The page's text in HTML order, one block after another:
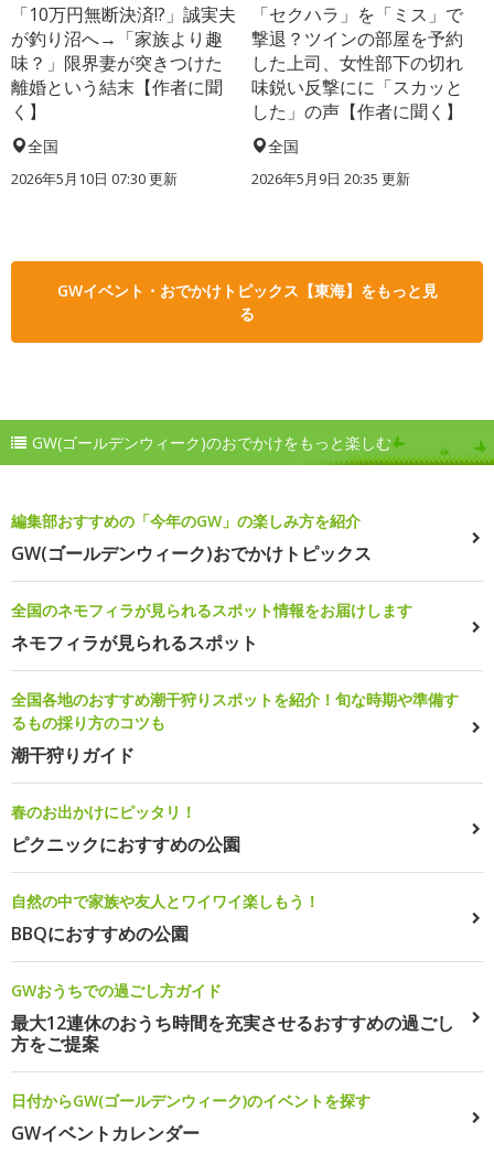
「10万円無断決済!?」誠実夫
が釣り沼へ→「家族より趣
味？」限界妻が突きつけた
離婚という結末【作者に聞
く】
全国
2026年5月10日 07:30 更新
「セクハラ」を「ミス」で
撃退？ツインの部屋を予約
した上司、女性部下の切れ
味鋭い反撃にに「スカッと
した」の声【作者に聞く】
全国
2026年5月9日 20:35 更新
GWイベント・おでかけトピックス【東海】をもっと見
る
GW(ゴールデンウィーク)のおでかけをもっと楽しむ
編集部おすすめの「今年のGW」の楽しみ方を紹介
GW(ゴールデンウィーク)おでかけトピックス
全国のネモフィラが見られるスポット情報をお届けします
ネモフィラが見られるスポット
全国各地のおすすめ潮干狩りスポットを紹介！旬な時期や準備す
るもの採り方のコツも
潮干狩りガイド
春のお出かけにピッタリ！
ピクニックにおすすめの公園
自然の中で家族や友人とワイワイ楽しもう！
BBQにおすすめの公園
GWおうちでの過ごし方ガイド
最大12連休のおうち時間を充実させるおすすめの過ごし
方をご提案
日付からGW(ゴールデンウィーク)のイベントを探す
GWイベントカレンダー